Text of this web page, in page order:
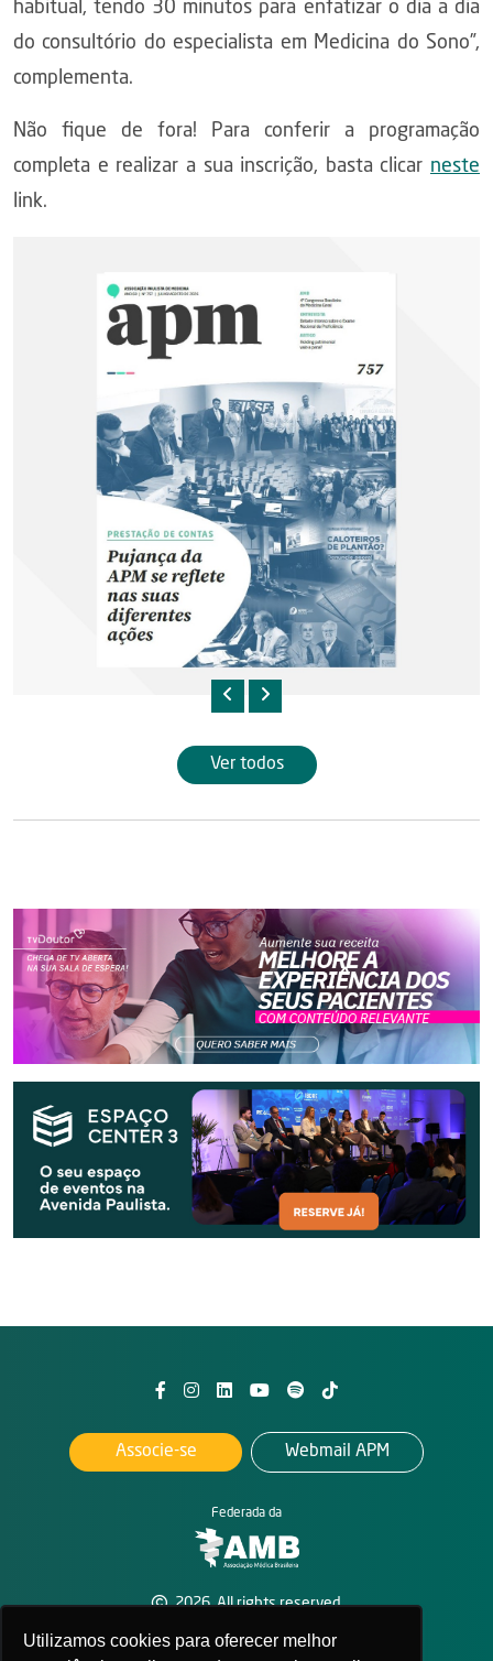
Utilizamos cookies para oferecer melhor
habitual, tendo 30 minutos para enfatizar o dia a dia
do consultório do especialista em Medicina do Sono”,
complementa.
Não fique de fora! Para conferir a programação
completa e realizar a sua inscrição, basta clicar neste
link.
Ver todos
2026. All rights reserved
Política de privacidade
Federada da
Associe-se Webmail APM